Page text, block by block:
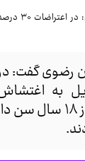
رضوی گفت: